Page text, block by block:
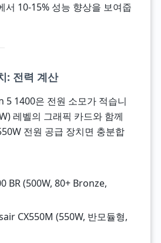
서 10-15% 성능 향상을 보여줍
: 전력 계산
5 1400은 전원 소모가 적습니
레벨의 그래픽 카드와 함께
전원 공급 장치면 충분합
BR (500W, 80+ Bronze,
CX550M (550W, 반모듈형,